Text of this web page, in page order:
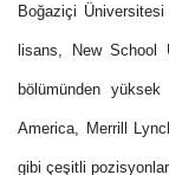
Boğaziçi Üniversitesi
lisans, New School
bölümünden
America, Merrill
gibi çeşitli